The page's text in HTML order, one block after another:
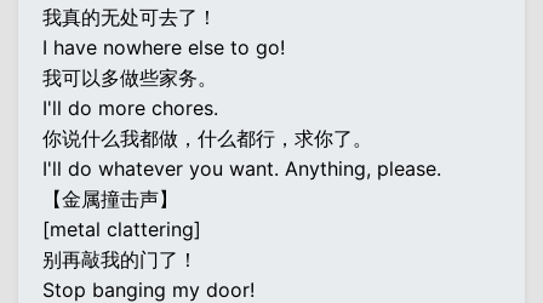
我真的无处可去了！
I have nowhere else to go!
我可以多做些家务。
I'll do more chores.
你说什么我都做，什么都行，求你了。
I'll do whatever you want. Anything, please.
【金属撞击声】
[metal clattering]
别再敲我的门了！
Stop banging my door!